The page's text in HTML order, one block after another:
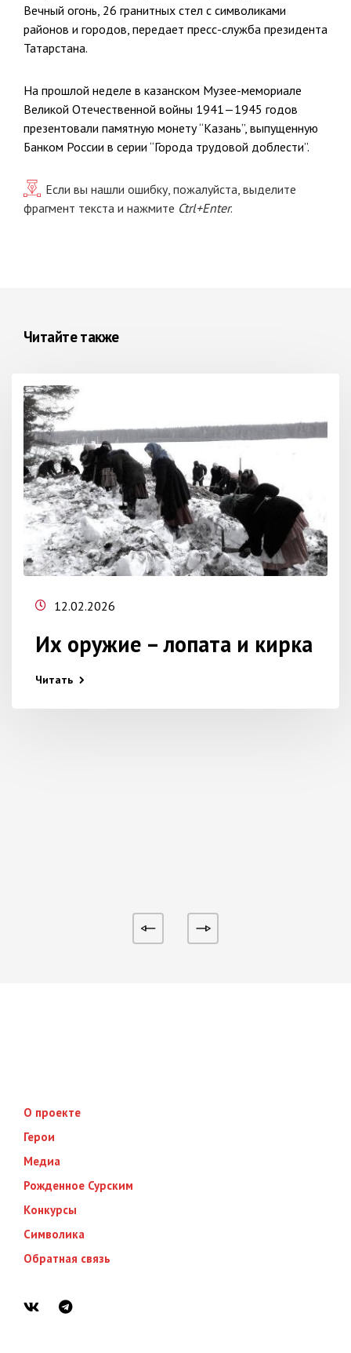
Вечный огонь, 26 гранитных стел с символиками
районов и городов, передает пресс-служба президента
Татарстана.
На прошлой неделе в казанском Музее-мемориале
Великой Отечественной войны 1941—1945 годов
презентовали памятную монету “Казань”, выпущенную
Банком России в серии “Города трудовой доблести”.
Если вы нашли ошибку, пожалуйста, выделите
фрагмент текста и нажмите Ctrl+Enter.
Читайте также
12.02.2026
Их оружие – лопата и кирка
Читать
О проекте
Герои
Медиа
Рожденное Сурским
Конкурсы
Символика
Обратная связь